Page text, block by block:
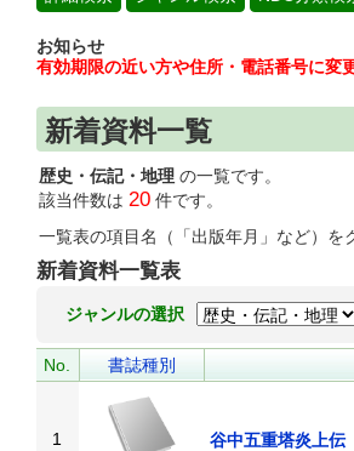
お知らせ
有効期限の近い方や住所・電話番号に変
新着資料一覧
歴史・伝記・地理 の一覧です。
該当件数は 20 件です。
一覧表の項目名（「出版年月」など）
新着資料一覧表
ジャンルの選択
No. 書誌種別
1
谷中五重塔炎上伝